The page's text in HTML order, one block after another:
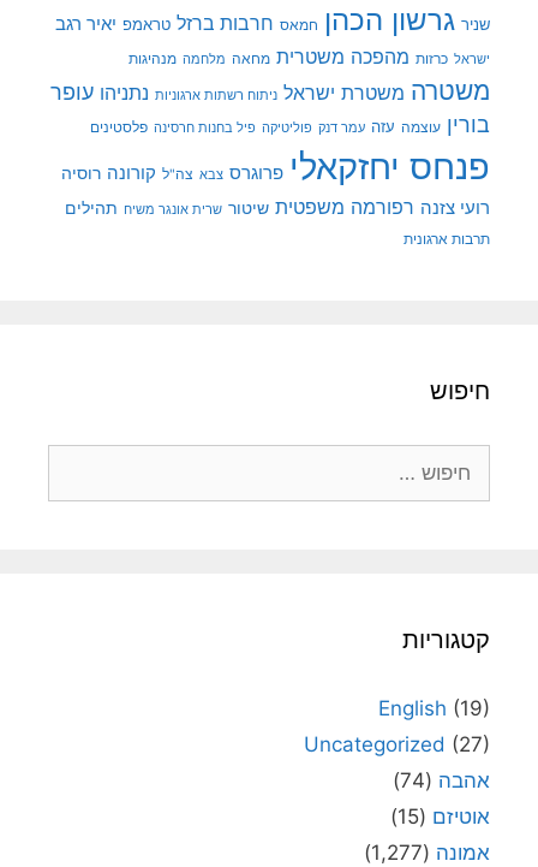
שניר גרשון הכהן חמאס חרבות ברזל טראמפ יאיר רגב
ישראל כרזות מהפכה משטרית מחאה מלחמה מנהיגות
משטרה משטרת ישראל ניתוח רשתות ארגוניות נתניהו עופר
בורין עוצמה עזה עמר דנק פוליטיקה פיל בחנות חרסינה פלסטינים
פנחס יחזקאלי פרוגרס צבא צה"ל קורונה רוסיה
רועי צזנה רפורמה משפטית שיטור שרית אונגר משיח תהילים
תרבות ארגונית
חיפוש
קטגוריות
English (19)
Uncategorized (27)
אהבה (74)
אוטיזם (15)
אמונה (1,277)